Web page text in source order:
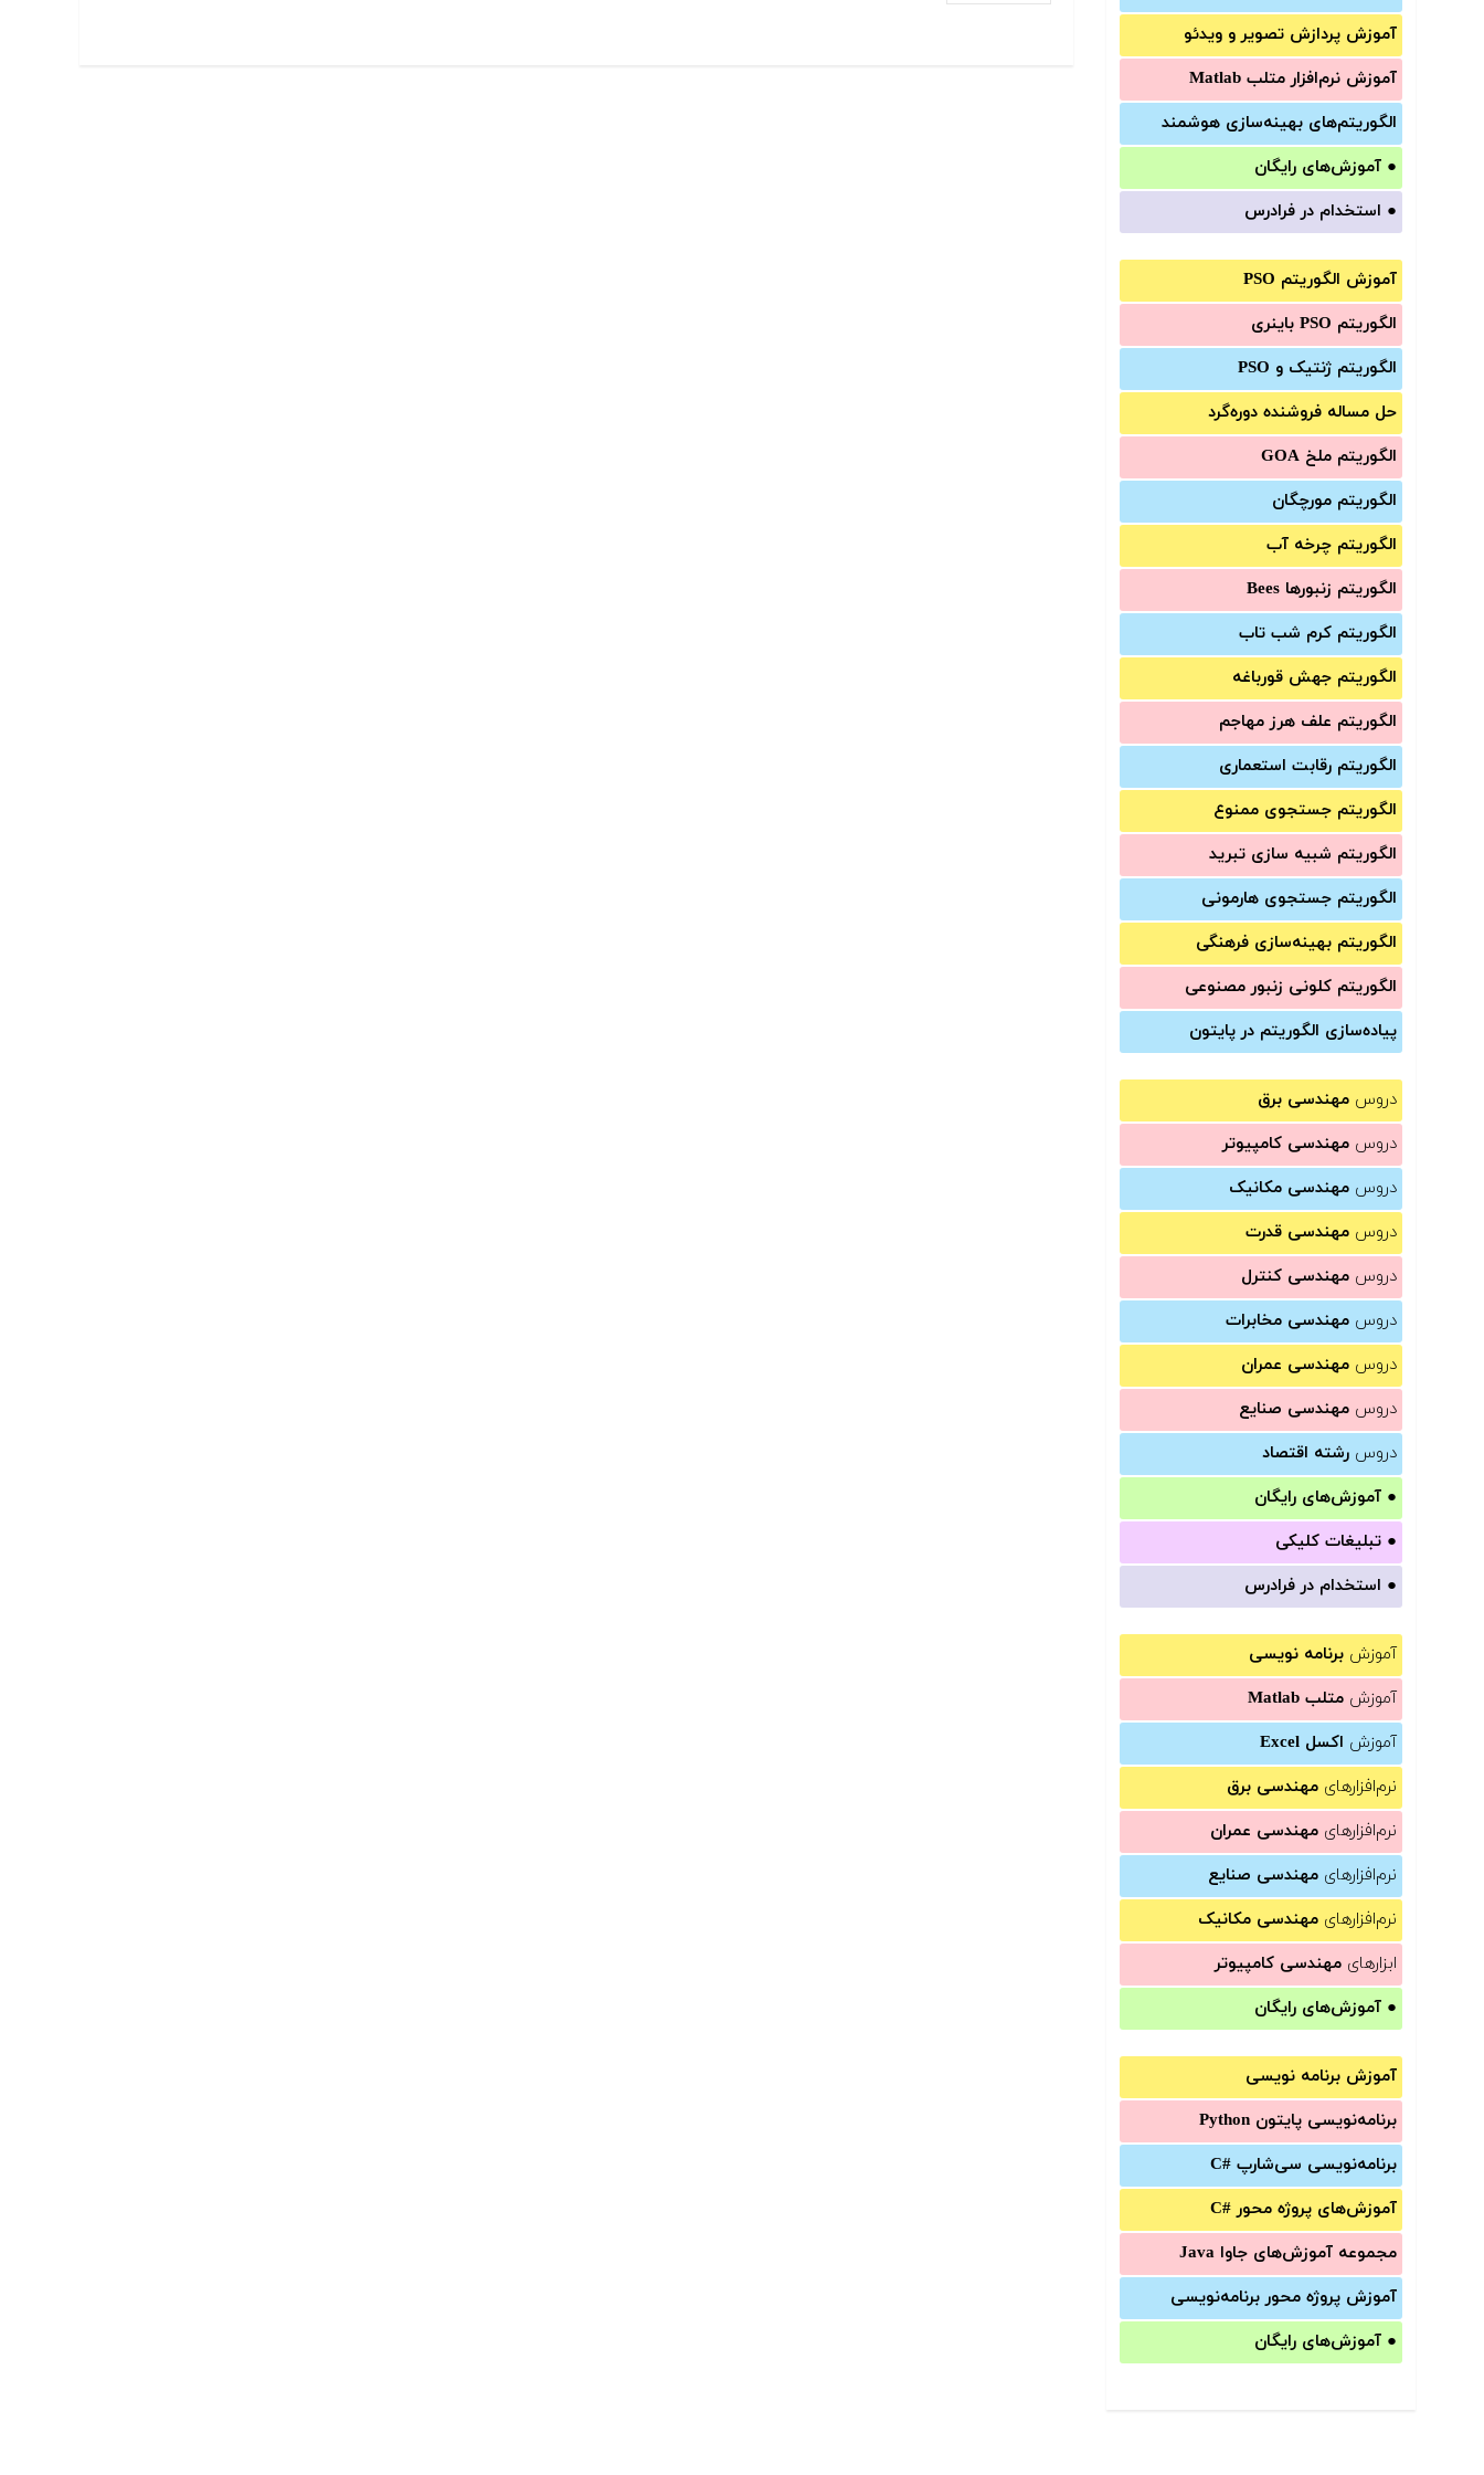
آموزش‌ پردازش تصویر و ویدئو
آموزش‌ نرم‌افزار متلب Matlab
الگوریتم‌های بهینه‌سازی هوشمند
● آموزش‌های رایگان
● استخدام در فرادرس
آموزش الگوریتم PSO
الگوریتم PSO باینری
الگوریتم ژنتیک و PSO
حل مساله فروشنده دوره‌گرد
الگوریتم ملخ GOA
الگوریتم مورچگان
الگوریتم چرخه آب
الگوریتم زنبورها Bees
الگوریتم کرم شب تاب
الگوریتم جهش قورباغه
الگوریتم علف هرز مهاجم
الگوریتم رقابت استعماری
الگوریتم جستجوی ممنوع
الگوریتم شبیه سازی تبرید
الگوریتم جستجوی هارمونی
الگوریتم بهینه‌سازی فرهنگی
الگوریتم کلونی زنبور مصنوعی
پیاده‌سازی الگوریتم در پایتون
دروس مهندسی برق
دروس مهندسی کامپیوتر
دروس مهندسی مکانیک
دروس مهندسی قدرت
دروس مهندسی کنترل
دروس مهندسی مخابرات
دروس مهندسی عمران
دروس مهندسی صنایع
دروس رشته اقتصاد
● آموزش‌های رایگان
● تبلیغات کلیکی
● استخدام در فرادرس
آموزش برنامه نویسی
آموزش متلب Matlab
آموزش اکسل Excel
نرم‌افزارهای مهندسی برق
نرم‌افزارهای مهندسی عمران
نرم‌افزارهای مهندسی صنایع
نرم‌افزارهای مهندسی مکانیک
ابزارهای مهندسی کامپیوتر
● آموزش‌های رایگان
آموزش برنامه نویسی
برنامه‌نویسی پایتون Python
برنامه‌‌نویسی سی‌شارپ C#‎
آموزش‌های پروژه محور #C
مجموعه آموزش‌های جاوا Java
آموزش‌ پروژه محور برنامه‌نویسی
● آموزش‌های رایگان